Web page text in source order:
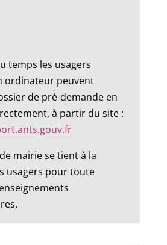
temps les usagers
ordinateur peuvent
de pré-demande en
à partir du site :
mairie se tient à la
usagers pour toute